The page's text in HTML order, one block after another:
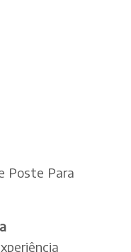
Poste Para